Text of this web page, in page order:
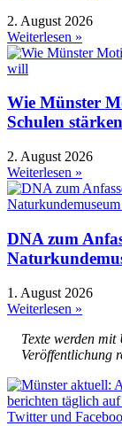
2. August 2026
Weiterlesen »
Wie Münster
Schulen
2. August 2026
Weiterlesen »
DNA zum
1. August 2026
Weiterlesen »
Texte werden
Veröffentlichung